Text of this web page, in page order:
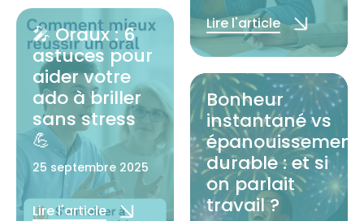
Lire l'article
🎤 Oraux : 6
astuces pour
aider votre
ado à briller
sans stress
💪
25 septembre 2025
Lire l'article
Lire l'article
Bonheur
instantané vs
épanouissement
durable : et si
on parlait
travail ?